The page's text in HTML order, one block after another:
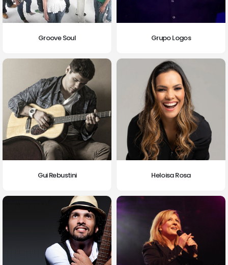
Groove Soul Grupo Logos
Gui Rebustini Heloisa Rosa